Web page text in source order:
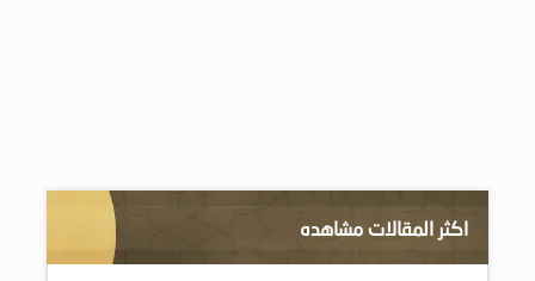
اكثر المقالات مشاهده